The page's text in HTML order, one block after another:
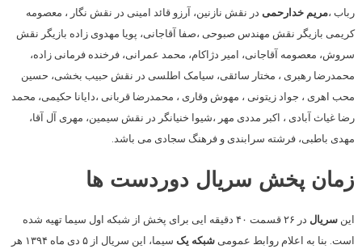
رباب ،مریم خدارحمی در نقش نازنین، آرزو قائد امینی در نقش نگار ، معصومه
کریمی بازیگر نقش مهندس صبوحی ،صفا آقاجانی، پویا مهدوی زاده بازیگر نقش
سروش، معصومه آقاجانی، امیر دژاکام، محمد عمرانی، فرخنده فرمانی زاده،
محمدرضا رهبری ، مختار سائقی، سیامک اطلسی در نقش حبیب بخشی، حسین
محب اهری ، جواد زیتونی ، مهوش وقاری ، محمدرضا قربانی ،دایانا حکیمی، محمد
رضا غیاث آبادی ، اکبر مددی مهر ،شیوا خنیانگر در نقش سیمین، مهری آل آقا،
مهدی باطبی، فرشته سرابندی و فرهنگ سجادی می باشد.
زمان پخش سریال دوردست ها
این سریال
در ۲۶ قسمت ۴۰ دقیقه ایی برای پخش از شبکه اول سیما تهیه شده
است. بنا به اعلام روابط عمومی شبکه یک
سیما، این سریال از ۵ دی ماه ۱۳۹۴ هر